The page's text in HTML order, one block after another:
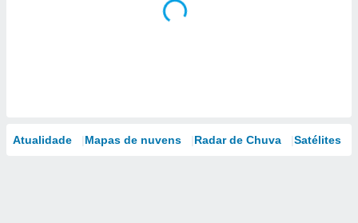
Atualidade Mapas de nuvens Radar de Chuva Satélites